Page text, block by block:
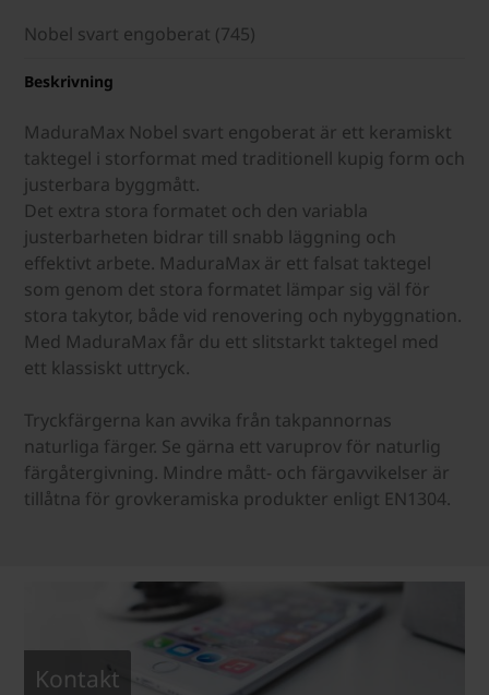
Nobel svart engoberat (745)
Beskrivning
MaduraMax Nobel svart engoberat är ett keramiskt
taktegel i storformat med traditionell kupig form och
justerbara byggmått.
Det extra stora formatet och den variabla
justerbarheten bidrar till snabb läggning och
effektivt arbete. MaduraMax är ett falsat taktegel
som genom det stora formatet lämpar sig väl för
stora takytor, både vid renovering och nybyggnation.
Med MaduraMax får du ett slitstarkt taktegel med
ett klassiskt uttryck.
Tryckfärgerna kan avvika från takpannornas
naturliga färger. Se gärna ett varuprov för naturlig
färgåtergivning. Mindre mått- och färgavvikelser är
tillåtna för grovkeramiska produkter enligt EN1304.
Kontakt